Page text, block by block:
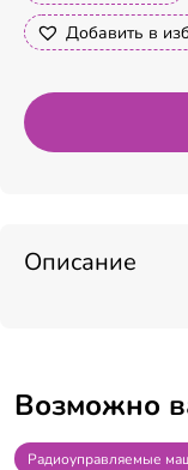
Добавить в
Описание
Возможно
Радиоуправляемые